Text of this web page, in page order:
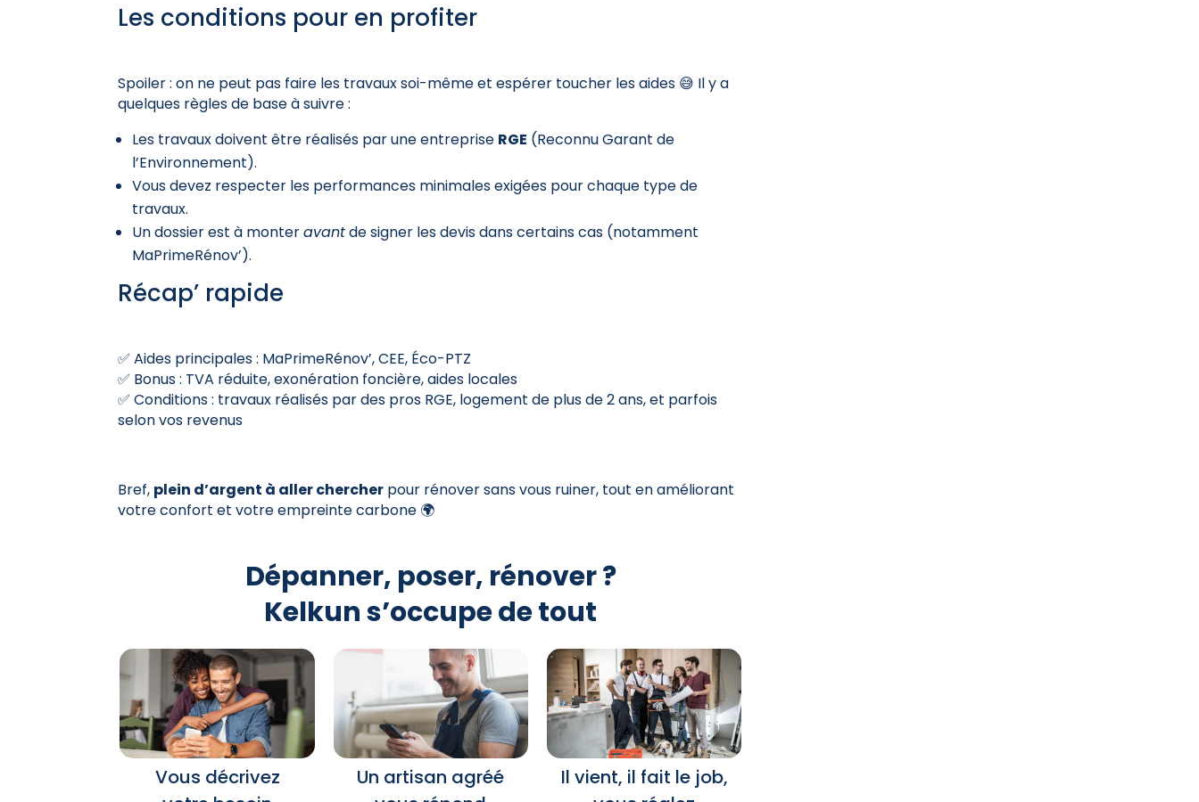
Les conditions pour en profiter
Spoiler : on ne peut pas faire les travaux soi-même et espérer toucher les aides 😅 Il y a
quelques règles de base à suivre :
Les travaux doivent être réalisés par une entreprise RGE (Reconnu Garant de
l’Environnement).
Vous devez respecter les performances minimales exigées pour chaque type de
travaux.
Un dossier est à monteravantde signer les devis dans certains cas (notamment
MaPrimeRénov’).
Récap’ rapide
✅ Aides principales : MaPrimeRénov’, CEE, Éco-PTZ
✅ Bonus : TVA réduite, exonération foncière, aides locales
✅ Conditions : travaux réalisés par des pros RGE, logement de plus de 2 ans, et parfois
selon vos revenus
Bref, plein d’argent à aller chercher pour rénover sans vous ruiner, tout en améliorant
votre confort et votre empreinte carbone 🌍
Dépanner, poser, rénover ?
Kelkun s’occupe de tout
Vous décrivez
Un artisan agréé
Il vient, il fait le job,